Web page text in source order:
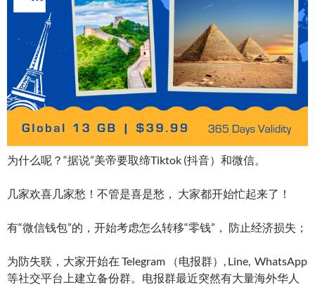
为什么呢？“据说”美帝要取缔Tiktok (抖音）和微信。
几家欢喜几家愁！不管是喜是愁， 大家都开始忙起来了！
有“微信钱包”的，开始考虑怎么转移“零钱”， 防止经济损失；
为防失联，大家开始在 Telegram （电报群）, Line, WhatsApp
等社交平台上建立备份群。电报群最近突然有大量海外华人